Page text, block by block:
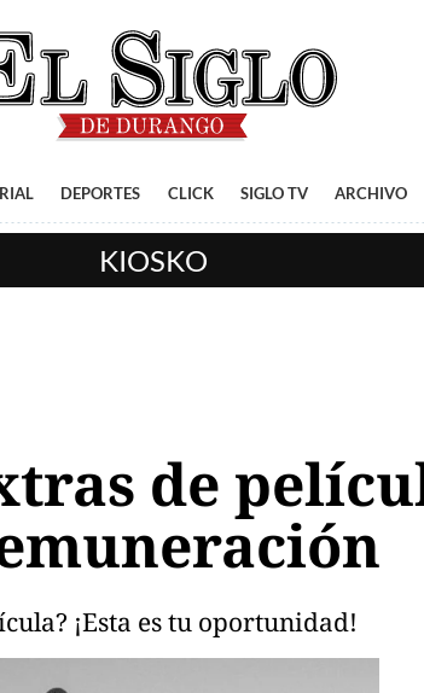
DEPORTES CLICK SIGLO TV ARCHIVO
KIOSKO
de
¡Esta es tu oportunidad!